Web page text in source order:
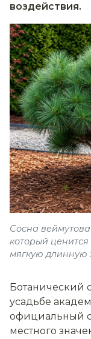
воздействия.
Сосна
который
мягкую
Ботанический
усадьбе
официальный
местного